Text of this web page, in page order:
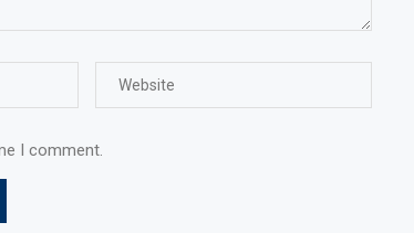
I comment.